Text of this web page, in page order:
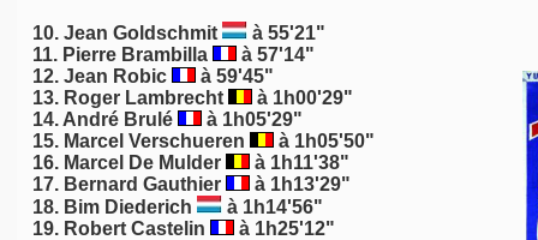
10. Jean Goldschmit
à 55'21"
11. Pierre Brambilla
à 57'14"
12. Jean Robic
à 59'45"
13. Roger Lambrecht
à 1h00'29"
14. André Brulé
à 1h05'29"
15. Marcel Verschueren
à 1h05'50"
16. Marcel De Mulder
à 1h11'38"
17. Bernard Gauthier
à 1h13'29"
18. Bim Diederich
à 1h14'56"
19. Robert Castelin
à 1h25'12"